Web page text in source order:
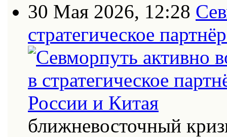
30 Мая 2026, 12:28
стратегическое
ближневосточный